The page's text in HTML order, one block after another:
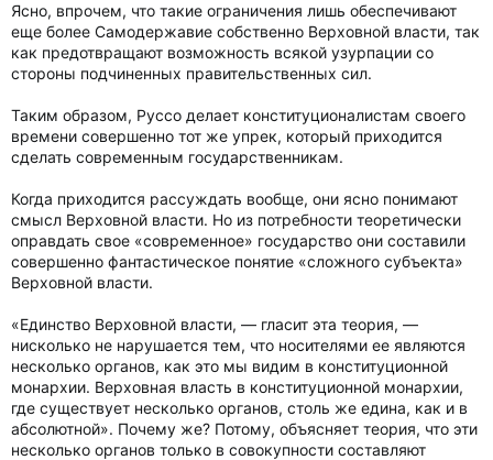
Ясно, впрочем, что такие ограничения лишь обеспечивают
еще более Самодержавие собственно Верховной власти, так
как предотвращают возможность всякой узурпации со
стороны подчиненных правительственных сил.
Таким образом, Руссо делает конституционалистам своего
времени совершенно тот же упрек, который приходится
сделать современным государственникам.
Когда приходится рассуждать вообще, они ясно понимают
смысл Верховной власти. Но из потребности теоретически
оправдать свое «современное» государство они составили
совершенно фантастическое понятие «сложного субъекта»
Верховной власти.
«Единство Верховной власти, — гласит эта теория, —
нисколько не нарушается тем, что носителями ее являются
несколько органов, как это мы видим в конституционной
монархии. Верховная власть в конституционной монархии,
где существует несколько органов, столь же едина, как и в
абсолютной». Почему же? Потому, объясняет теория, что эти
несколько органов только в совокупности составляют